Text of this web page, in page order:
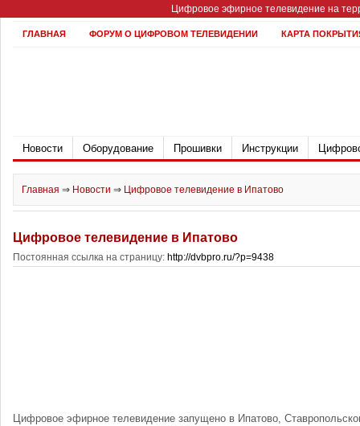
Цифровое эфирное телевидение на
ГЛАВНАЯ ФОРУМ О ЦИФРОВОМ ТЕЛЕВИДЕНИИ КАРТА
Новости Оборудование Прошивки Инструкции
Главная ⇒ Новости ⇒ Цифровое телевидение в Ипатово
Цифровое телевидение в Ипатово
Постоянная ссылка на страницу: http://dvbpro.ru/?p=9438
Цифровое эфирное телевидение запущено в Ипатово,